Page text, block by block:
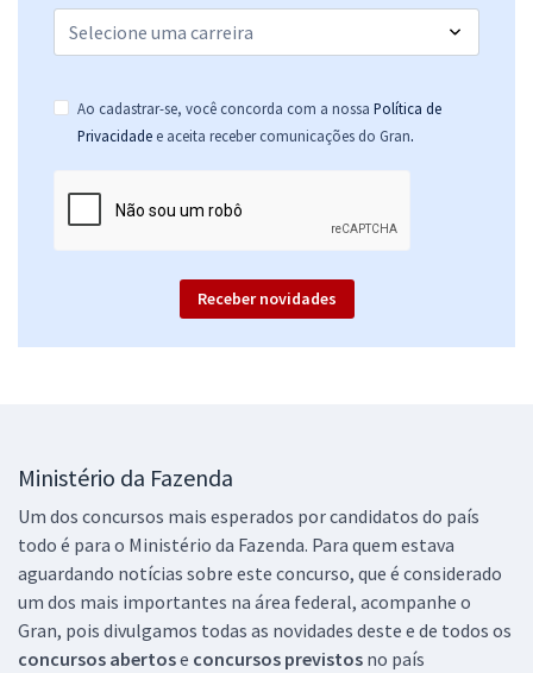
Ao cadastrar-se, você concorda com a nossa Política de
Privacidade e aceita receber comunicações do Gran.
Receber novidades
Ministério da Fazenda
Um dos concursos mais esperados por candidatos do país
todo é para o Ministério da Fazenda. Para quem estava
aguardando notícias sobre este concurso, que é considerado
um dos mais importantes na área federal, acompanhe o
Gran, pois divulgamos todas as novidades deste e de todos os
concursos abertose concursos previstos no país